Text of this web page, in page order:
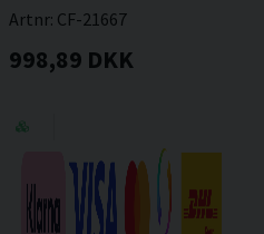
Artnr: CF-21667
998,89 DKK